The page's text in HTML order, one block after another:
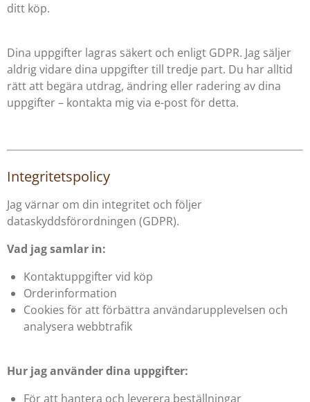
ditt köp.
Dina uppgifter lagras säkert och enligt GDPR. Jag säljer
aldrig vidare dina uppgifter till tredje part. Du har alltid
rätt att begära utdrag, ändring eller radering av dina
uppgifter – kontakta mig via e-post för detta.
Integritetspolicy
Jag värnar om din integritet och följer
dataskyddsförordningen (GDPR).
Vad jag samlar in:
Kontaktuppgifter vid köp
Orderinformation
Cookies för att förbättra användarupplevelsen och
analysera webbtrafik
Hur jag använder dina uppgifter:
För att hantera och leverera beställningar